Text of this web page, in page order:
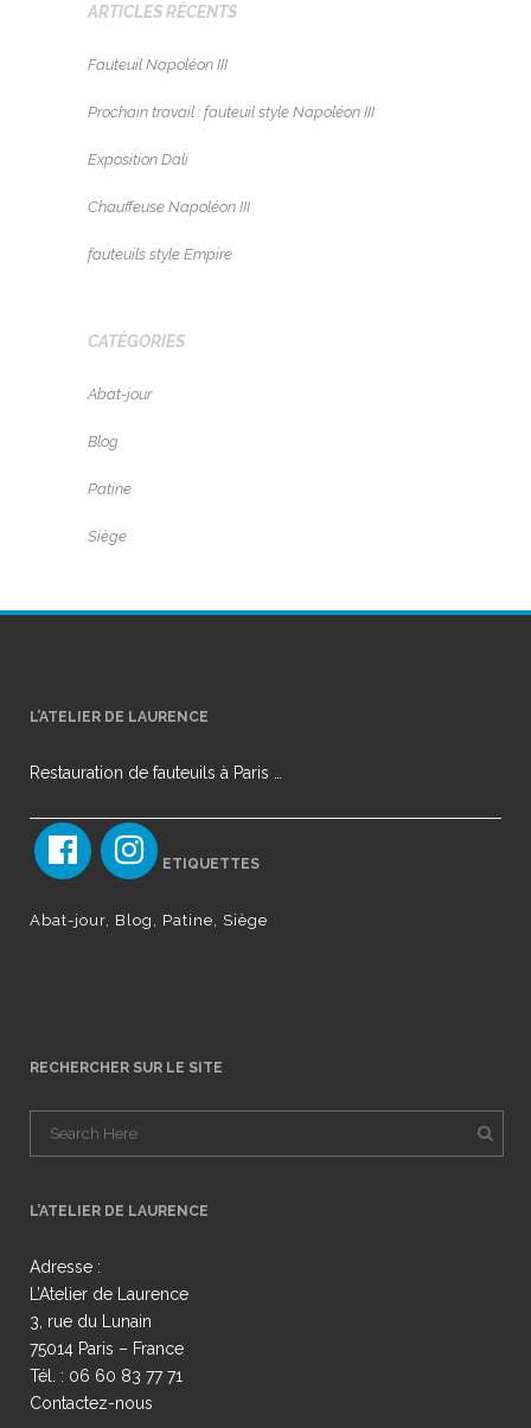
ARTICLES RÉCENTS
Fauteuil Napoléon III
Prochain travail : fauteuil style Napoléon III
Exposition Dali
Chauffeuse Napoléon III
fauteuils style Empire
CATÉGORIES
Abat-jour
Blog
Patine
Siège
L’ATELIER DE LAURENCE
Restauration de fauteuils à Paris …
ETIQUETTES
Abat-jour Blog Patine Siège
RECHERCHER SUR LE SITE
L’ATELIER DE LAURENCE
Adresse :
L’Atelier de Laurence
3, rue du Lunain
75014 Paris – France
Tél. : 06 60 83 77 71
Contactez-nous